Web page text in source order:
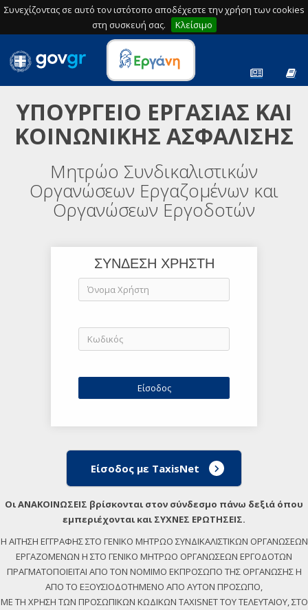
Συνεχίζοντας σε αυτό τον ιστότοπο αποδέχεστε την χρήση των cookies
στη συσκευή σας.
Κλείσιμο
ΥΠΟΥΡΓΕΙΟ ΕΡΓΑΣΙΑΣ ΚΑΙ
ΚΟΙΝΩΝΙΚΗΣ ΑΣΦΑΛΙΣΗΣ
Μητρώο Συνδικαλιστικών
Οργανώσεων Εργαζομένων και
Οργανώσεων Εργοδοτών
ΣΥΝΔΕΣΗ ΧΡΗΣΤΗ
Είσοδος με TaxisNet
Οι ΑΝΑΚΟΙΝΩΣΕΙΣ βρίσκονται στον σύνδεσμο πάνω δεξιά όπου
εμπεριέχονται και ΣΥΧΝΕΣ ΕΡΩΤΗΣΕΙΣ.
Η ΑΙΤΗΣΗ ΕΓΓΡΑΦΗΣ ΣΤΟ ΓΕΝΙΚΟ ΜΗΤΡΩΟ ΣΥΝΔΙΚΑΛΙΣΤΙΚΩΝ ΟΡΓΑΝΩΣΕΩΝ
ΕΡΓΑΖΟΜΕΝΩΝ Η ΣΤΟ ΓΕΝΙΚΟ ΜΗΤΡΩΟ ΟΡΓΑΝΩΣΕΩΝ ΕΡΓΟΔΟΤΩΝ
ΠΡΑΓΜΑΤΟΠΟΙΕΙΤΑΙ ΑΠΟ ΤΟΝ ΝΟΜΙΜΟ ΕΚΠΡΟΣΩΠΟ ΤΗΣ ΟΡΓΑΝΩΣΗΣ Η
ΑΠΟ ΤΟ ΕΞΟΥΣΙΟΔΟΤΗΜΕΝΟ ΑΠΟ ΑΥΤΟΝ ΠΡΟΣΩΠΟ,
ΜΕ ΤΗ ΧΡΗΣΗ ΤΩΝ ΠΡΟΣΩΠΙΚΩΝ ΚΩΔΙΚΩΝ TAXISNET ΤΟΥ ΤΕΛΕΥΤΑΙΟΥ, ΣΤΟ